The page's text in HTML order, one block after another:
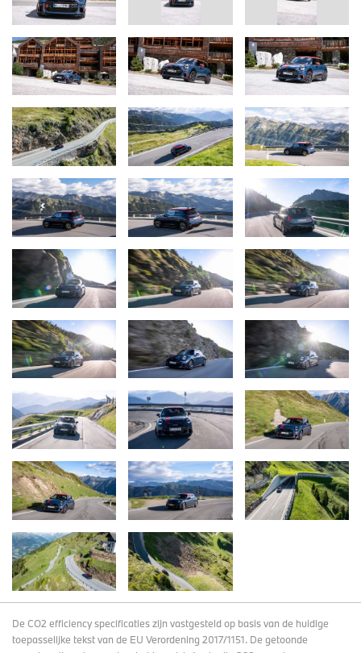
De CO2 efficiency specificaties zijn vastgesteld op basis van de huidige
toepasselijke tekst van de EU Verordening 2017/1151. De getoonde